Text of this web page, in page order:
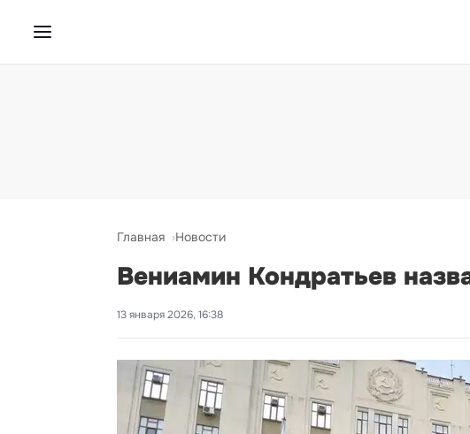
Главная Новости
Вениамин Кондратьев
13 января 2026, 16:38